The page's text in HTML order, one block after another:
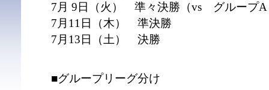
7月 9日（火） 準々決勝（vs グループA
7月11日（木） 準決勝
7月13日（土） 決勝
■グループリーグ分け